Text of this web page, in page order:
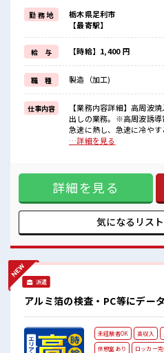
派手過ぎなければ髪型や髪色自由♪
(規定有)≪ラクラク制服アリ≫
制服があるので、
毎日の服装の悩み解消♪
≪未経験の方も大カンゲイ≫
新しいことにチャレンジするのは不安
しっかり働く環境が整っています！
イチからスキルUP・ステップUP目指
≪自分に合った期間で働ける≫
福利厚生が整った派遣のお仕事です
■職場の雰囲気
少人数ですぐに馴染むことができそ
一息つける休憩スペースもあります
勤 務 地
栃木県足利市
【最寄駅】
給 与 【時給】1,400 円
職 種 製造（加工)
仕事内容
【業務内容詳細】高周波
出しの業務。※高周波誘導
急速に熱し、急速に冷や
製品情報】金属製品、鋼材 ■お仕事PR ≪プライベートが充実
型や髪色自由♪ (規定有)≪
で、 毎日の服装の悩み解
しいことにチャレンジする
境が整っています！ イチ
ていきましょう！ ≪自分
整った派遣のお仕事です！ ■職場の雰囲気 少人数ですぐに馴
ば多少のヘアカラーもOK
休憩スペースもあります！
…詳細を見る
詳細を見る
気になるリス
派遣
アルミ箔の検査・PC等にデー
未経験者OK 高収入
休憩室あり
ロッカー